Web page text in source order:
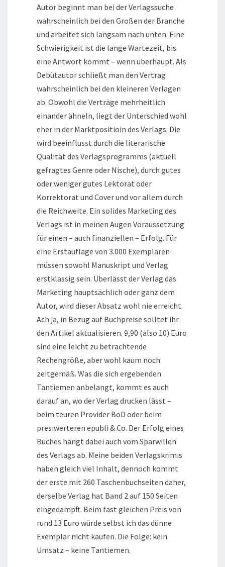
Autor beginnt man bei der Verlagssuche
wahrscheinlich bei den Großen der Branche
und arbeitet sich langsam nach unten. Eine
Schwierigkeit ist die lange Wartezeit, bis
eine Antwort kommt – wenn überhaupt. Als
Debütautor schließt man den Vertrag
wahrscheinlich bei den kleineren Verlagen
ab. Obwohl die Verträge mehrheitlich
einander ähneln, liegt der Unterschied wohl
eher in der Marktpositioin des Verlags. Die
wird beeinflusst durch die literarische
Qualität des Verlagsprogramms (aktuell
gefragtes Genre oder Nische), durch gutes
oder weniger gutes Lektorat oder
Korrektorat und Cover und vor allem durch
die Reichweite. Ein solides Marketing des
Verlags ist in meinen Augen Voraussetzung
für einen – auch finanziellen – Erfolg. Für
eine Erstauflage von 3.000 Exemplaren
müssen sowohl Manuskript und Verlag
erstklassig sein. Überlässt der Verlag das
Marketing hauptsächlich oder ganz dem
Autor, wird dieser Absatz wohl nie erreicht.
Ach ja, in Bezug auf Buchpreise solltet ihr
den Artikel aktualisieren. 9,90 (also 10) Euro
sind eine leicht zu betrachtende
Rechengröße, aber wohl kaum noch
zeitgemäß. Was die sich ergebenden
Tantiemen anbelangt, kommt es auch
darauf an, wo der Verlag drucken lässt –
beim teuren Provider BoD oder beim
presiwerteren epubli & Co. Der Erfolg eines
Buches hängt dabei auch vom Sparwillen
des Verlags ab. Meine beiden Verlagskrimis
haben gleich viel Inhalt, dennoch kommt
der erste mit 260 Taschenbuchseiten daher,
derselbe Verlag hat Band 2 auf 150 Seiten
eingedampft. Beim fast gleichen Preis von
rund 13 Euro würde selbst ich das dünne
Exemplar nicht kaufen. Die Folge: kein
Umsatz – keine Tantiemen.